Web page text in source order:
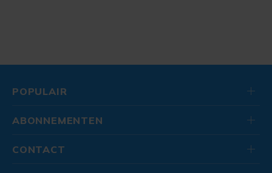
POPULAIR
ABONNEMENTEN
CONTACT